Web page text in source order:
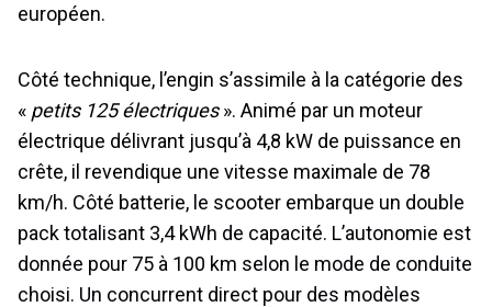
européen.
Côté technique, l’engin s’assimile à la catégorie des
« petits 125 électriques». Animé par un moteur
électrique délivrant jusqu’à 4,8 kW de puissance en
crête, il revendique une vitesse maximale de 78
km/h. Côté batterie, le scooter embarque un double
pack totalisant 3,4 kWh de capacité. L’autonomie est
donnée pour 75 à 100 km selon le mode de conduite
choisi. Un concurrent direct pour des modèles